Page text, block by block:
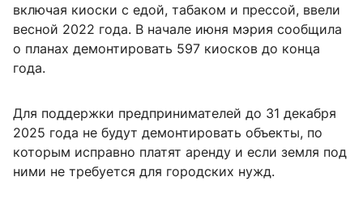
включая киоски с едой, табаком и прессой, ввели
весной 2022 года. В начале июня мэрия сообщила
о планах демонтировать 597 киосков до конца
года.
Для поддержки предпринимателей до 31 декабря
2025 года не будут демонтировать объекты, по
которым исправно платят аренду и если земля под
ними не требуется для городских нужд.